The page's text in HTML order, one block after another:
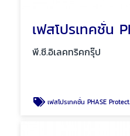
พี.ซี.อิเลคทริคกรุ๊ป
เฟสโปรเทคชั่น PHASE Protection พัทยา ชลบุรี